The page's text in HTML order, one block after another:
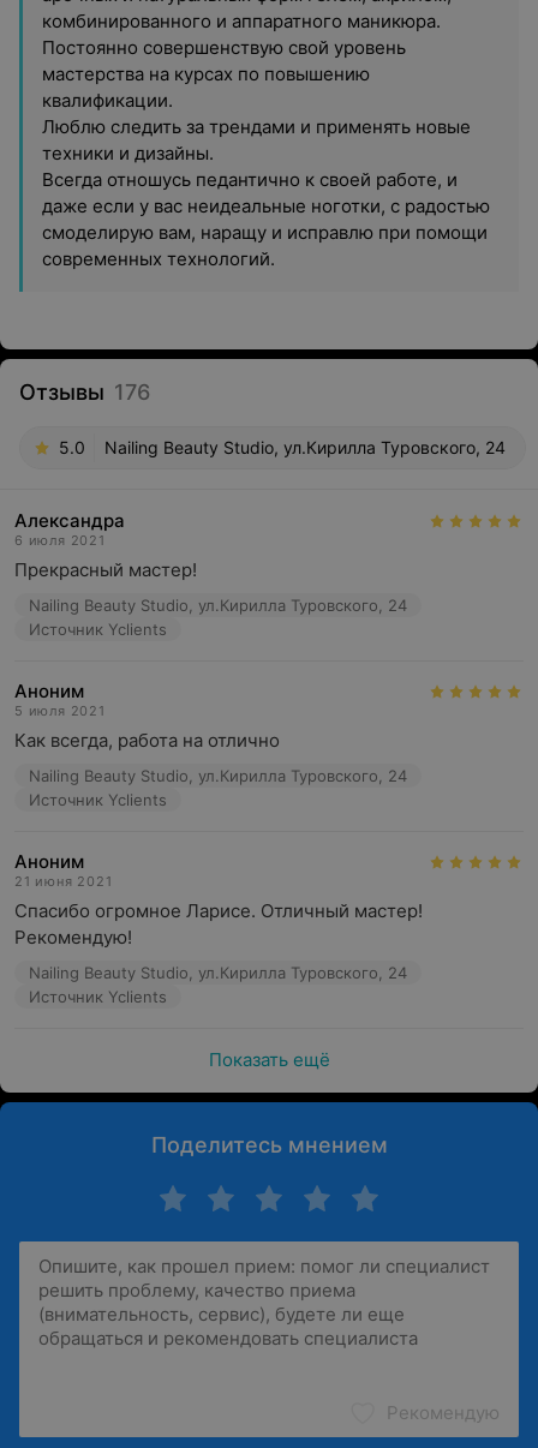
комбинированного и аппаратного маникюра.
Постоянно совершенствую свой уровень
мастерства на курсах по повышению
квалификации.
Люблю следить за трендами и применять новые
техники и дизайны.
Всегда отношусь педантично к своей работе, и
даже если у вас неидеальные ноготки, с радостью
смоделирую вам, наращу и исправлю при помощи
современных технологий.
Отзывы 176
5.0 Nailing Beauty Studio, ул.Кирилла Туровского, 24
Александра
6 июля 2021
Прекрасный мастер!
Nailing Beauty Studio, ул.Кирилла Туровского, 24
Источник Yclients
Аноним
5 июля 2021
Как всегда, работа на отлично
Nailing Beauty Studio, ул.Кирилла Туровского, 24
Источник Yclients
Аноним
21 июня 2021
Спасибо огромное Ларисе. Отличный мастер!
Рекомендую!
Nailing Beauty Studio, ул.Кирилла Туровского, 24
Источник Yclients
Показать ещё
Поделитесь мнением
Рекомендую